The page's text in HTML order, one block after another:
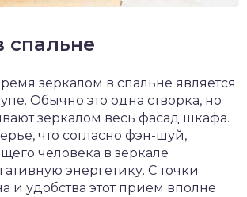
спальне
зеркалом в спальне является
Обычно это одна створка, но
зеркалом весь фасад шкафа.
что согласно фэн-шуй,
человека в зеркале
энергетику. С точки
и удобства этот прием вполне